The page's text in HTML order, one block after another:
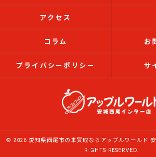
アクセス
コラム お
プライバシーポリシー サ
© 2026 愛知県西尾市の車買取ならアップルワールド
RIGHTS RESERVED.